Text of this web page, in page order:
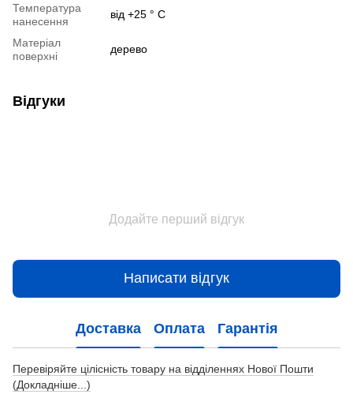
Температура
нанесення
від +25 ° С
Матеріал
поверхні
дерево
Відгуки
Додайте перший відгук
Написати відгук
Доставка Оплата Гарантія
Перевіряйте цілісність товару на відділеннях Нової Пошти
(Докладніше...)